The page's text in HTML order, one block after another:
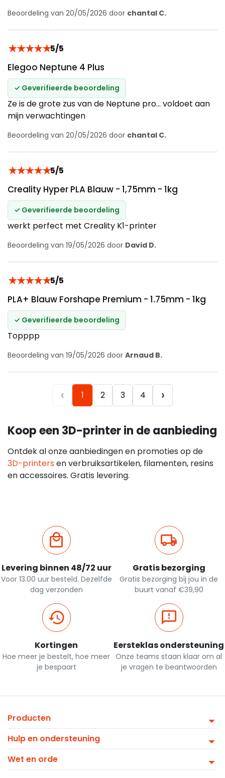
Beoordeling van 20/05/2026 door chantal C.
★★★★★5/5
Elegoo Neptune 4 Plus
✓ Geverifieerde beoordeling
Ze is de grote zus van de Neptune pro... voldoet aan
mijn verwachtingen
Beoordeling van 20/05/2026 door chantal C.
★★★★★5/5
Creality Hyper PLA Blauw - 1,75mm - 1kg
✓ Geverifieerde beoordeling
werkt perfect met Creality K1-printer
Beoordeling van 19/05/2026 door David D.
★★★★★5/5
PLA+ Blauw Forshape Premium - 1.75mm - 1kg
✓ Geverifieerde beoordeling
Topppp
Beoordeling van 19/05/2026 door Arnaud B.
‹ 1 2 3 4 ›
Koop een 3D-printer in de aanbieding
Ontdek al onze aanbiedingen en promoties op de
3D-printers en verbruiksartikelen, filamenten, resins
en accessoires. Gratis levering.
Levering binnen 48/72 uur
Voor 13.00 uur besteld. Dezelfde
dag verzonden
Gratis bezorging
Gratis bezorging bij jou in de
buurt vanaf €39,90
Kortingen
Hoe meer je bestelt, hoe meer
je bespaart
Eersteklas ondersteuning
Onze teams staan klaar om al
je vragen te beantwoorden
Producten
Hulp en ondersteuning
Wet en orde